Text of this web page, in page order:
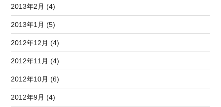
2013年2月 (4)
2013年1月 (5)
2012年12月 (4)
2012年11月 (4)
2012年10月 (6)
2012年9月 (4)